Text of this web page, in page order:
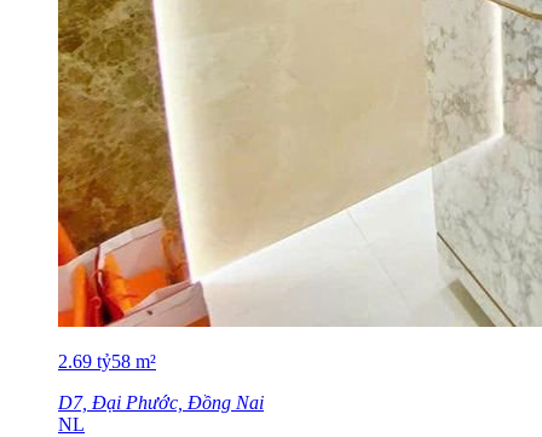
2.69 tỷ58 m²
D7, Đại Phước, Đồng Nai
NL